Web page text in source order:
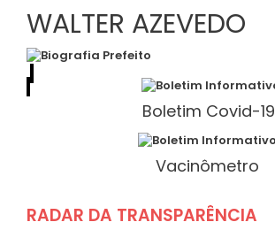
WALTER AZEVEDO
Boletim Covid-19
Vacinômetro
RADAR DA TRANSPARÊNCIA